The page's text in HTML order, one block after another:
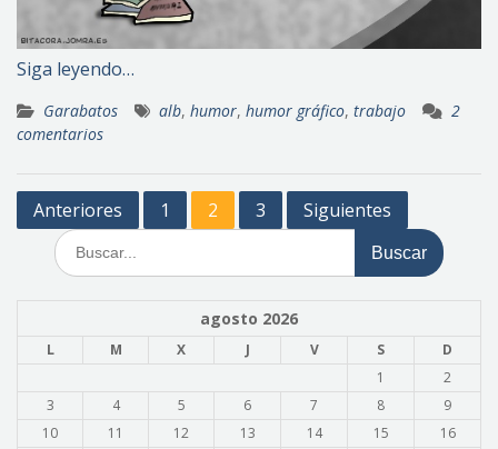
Siga leyendo…
Garabatos alb, humor, humor gráfico, trabajo
2
comentarios
Paginación
entradas
Anteriores 1 2 3 Siguientes
Buscar:
agosto 2026
L M X J V S
D
1
2
3
4 5 6 7 8
9
10
11 12 13 14 15
16